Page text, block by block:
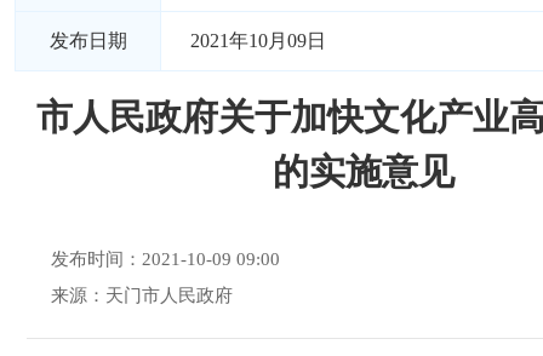
发布日期 2021年10月09日
市人民政府关于加快文化产业
的实施意见
发布时间：2021-10-09 09:00
来源：天门市人民政府